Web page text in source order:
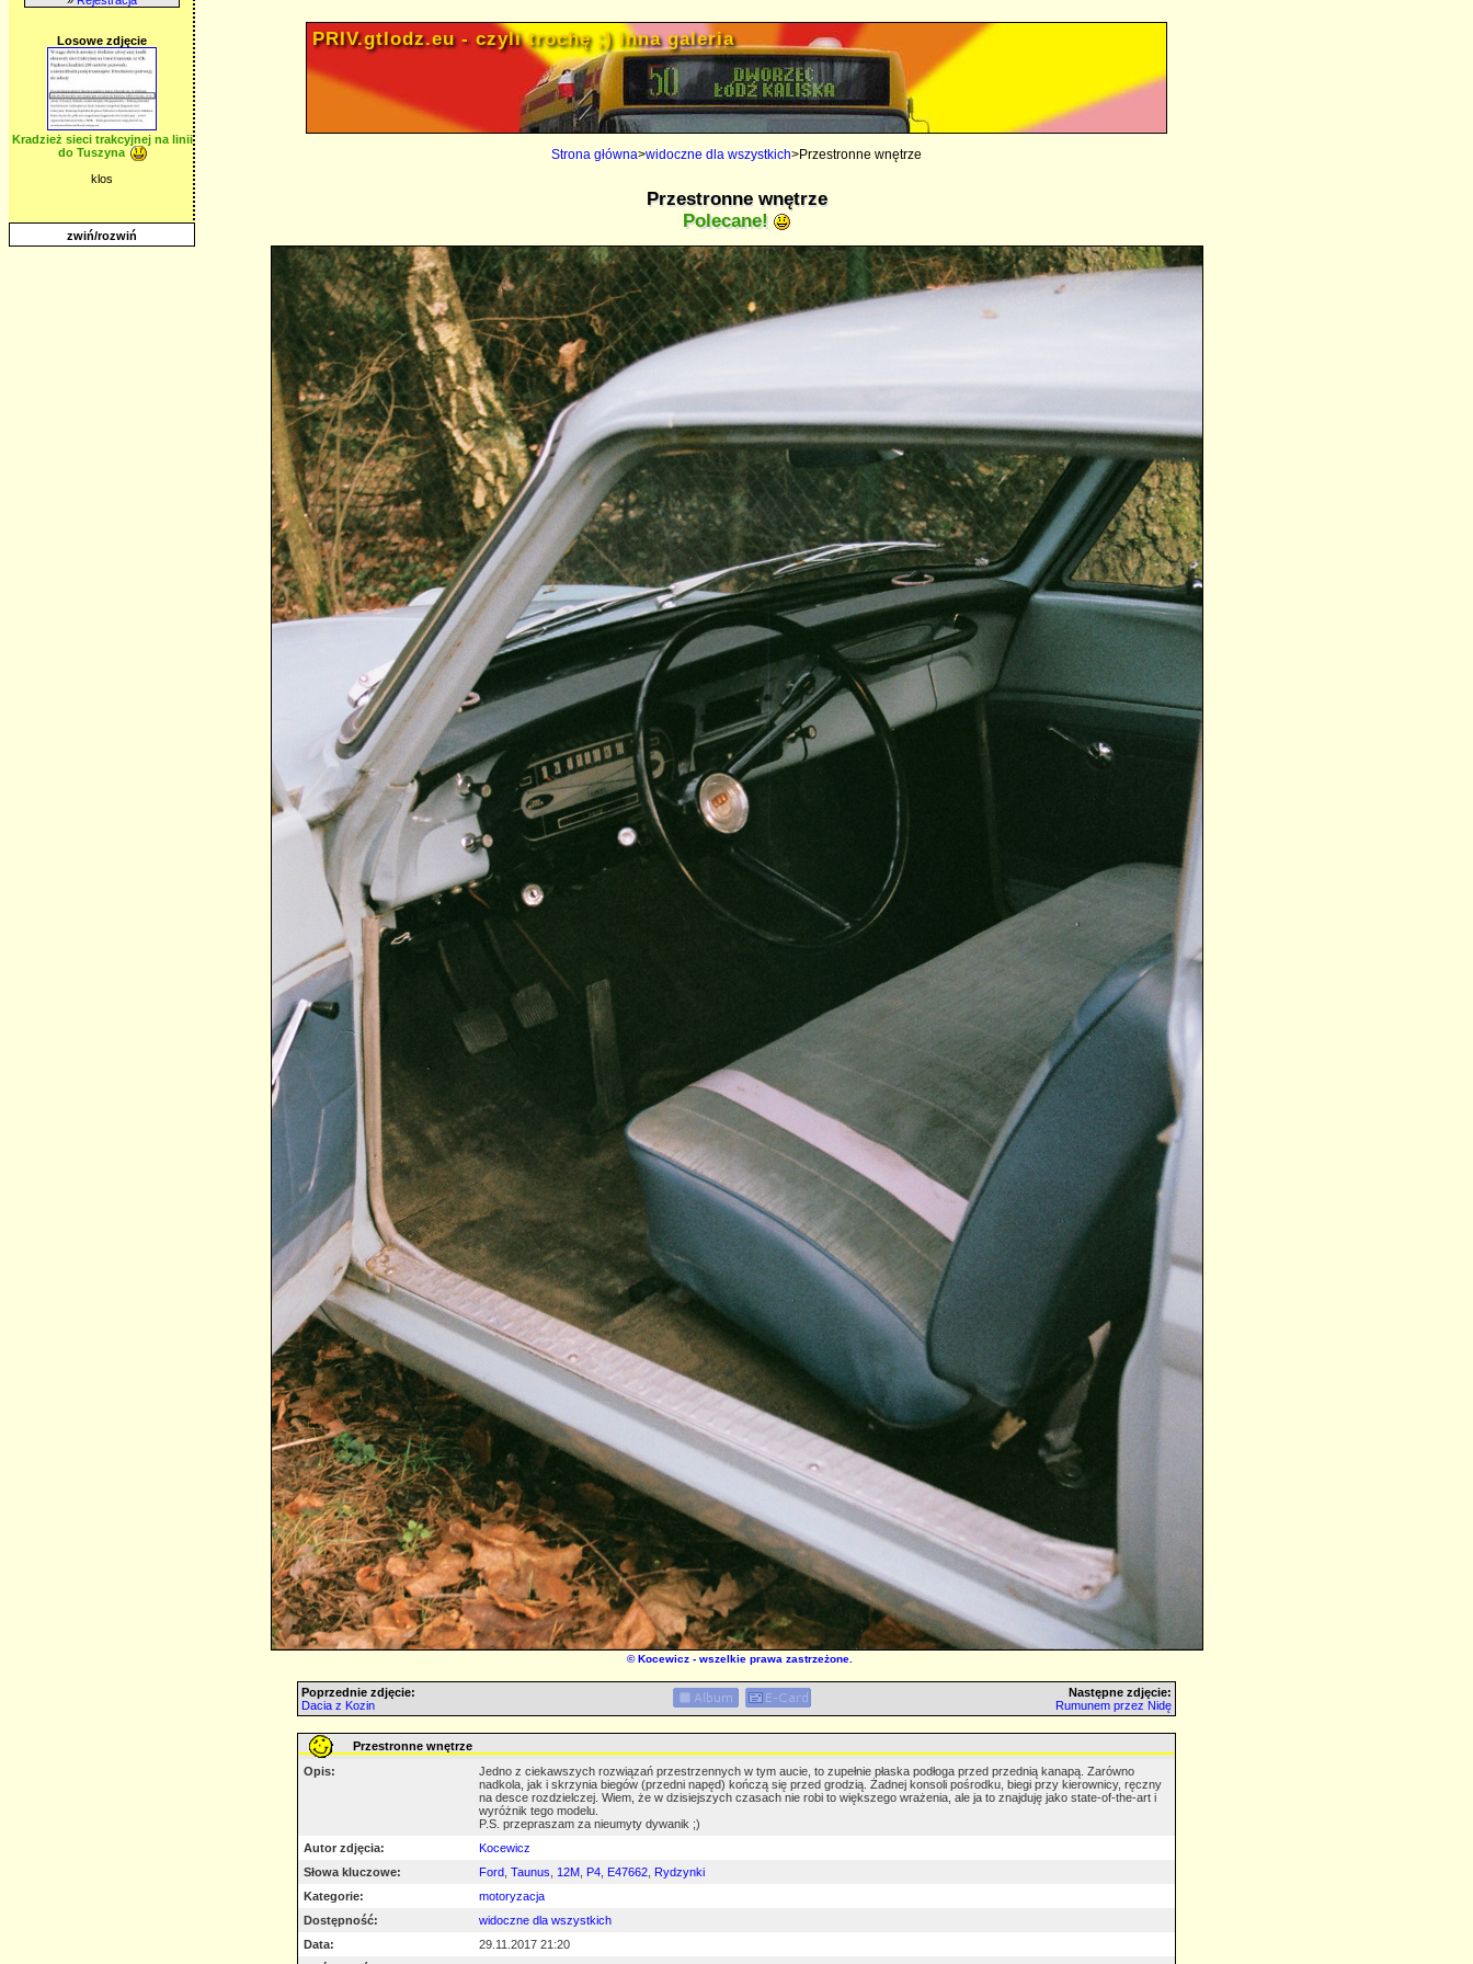
Losowe zdjęcie
Kradzież sieci trakcyjnej na linii
do Tuszyna
klos
zwiń/rozwiń
PRIV.gtlodz.eu - czyli trochę ;) inna galeria
Strona główna>widoczne dla wszystkich>Przestronne wnętrze
Przestronne wnętrze
Polecane!
©Kocewicz - wszelkie prawa zastrzeżone.
Poprzednie zdjęcie:
Dacia z Kozin
Następne zdjęcie:
Rumunem przez Nidę
Przestronne wnętrze
Opis:
Jedno z ciekawszych rozwiązań przestrzennych w tym aucie, to zupełnie płaska podłoga przed przednią kanapą. Zarówno
nadkola, jak i skrzynia biegów (przedni napęd) kończą się przed grodzią. Żadnej konsoli pośrodku, biegi przy kierownicy, ręczny
na desce rozdzielczej. Wiem, że w dzisiejszych czasach nie robi to większego wrażenia, ale ja to znajduję jako state-of-the-art i
wyróżnik tego modelu.
P.S. przepraszam za nieumyty dywanik ;)
Autor zdjęcia:
Kocewicz
Słowa kluczowe:
Ford Taunus 12M P4 E47662 Rydzynki
Kategorie:
motoryzacja
Dostępność:
widoczne dla wszystkich
Data:
29.11.2017 21:20